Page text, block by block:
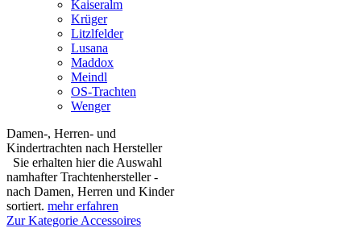
Kaiseralm
Krüger
Litzlfelder
Lusana
Maddox
Meindl
OS-Trachten
Wenger
Damen-, Herren- und
Kindertrachten nach Hersteller
Sie erhalten hier die Auswahl
namhafter Trachtenhersteller -
nach Damen, Herren und Kinder
sortiert. mehr erfahren
Zur Kategorie Accessoires